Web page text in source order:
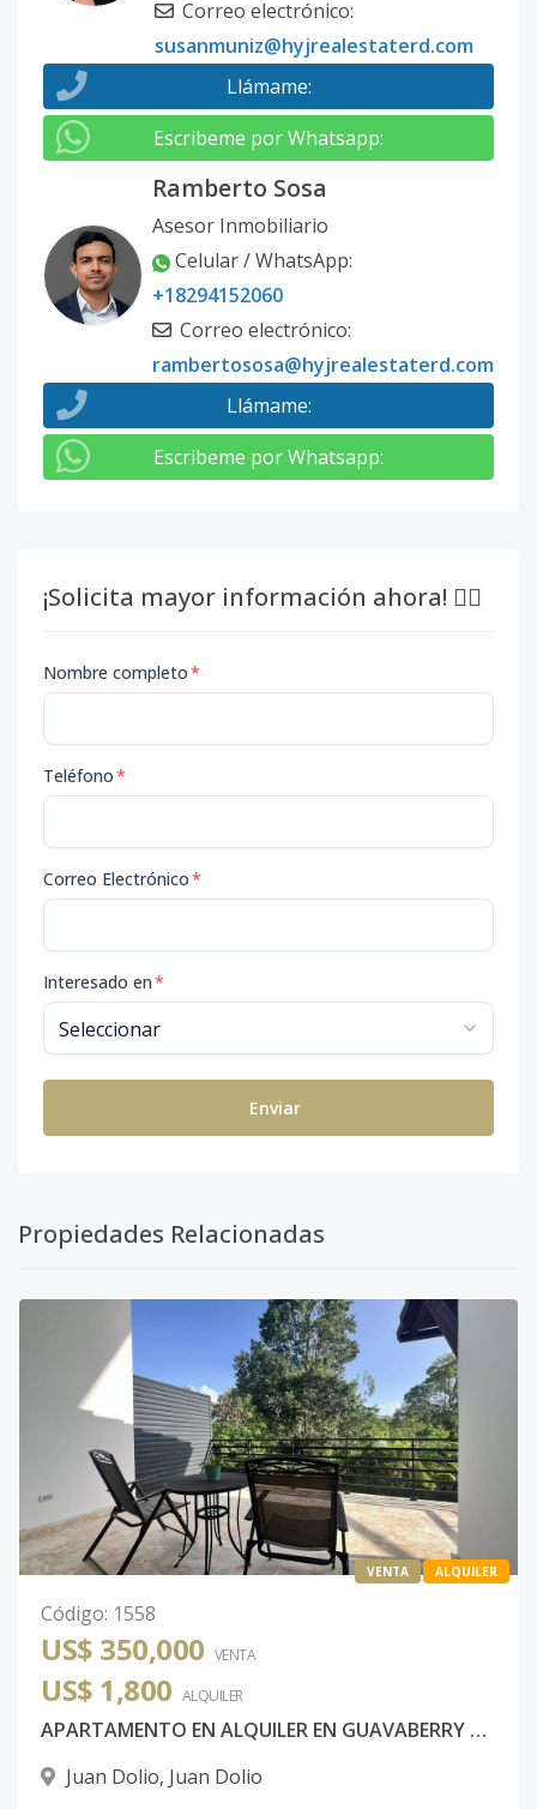
Correo electrónico:
susanmuniz@hyjrealestaterd.com
Llámame:
Escribeme por Whatsapp:
Ramberto Sosa
Asesor Inmobiliario
Celular / WhatsApp:
+18294152060
Correo electrónico:
rambertososa@hyjrealestaterd.com
Llámame:
Escribeme por Whatsapp:
¡Solicita mayor información ahora! 👇🏽
Nombre completo*
Teléfono*
Correo Electrónico*
Interesado en*
Enviar
Propiedades Relacionadas
VENTA ALQUILER
Código: 1558
US$ 350,000 VENTA
US$ 1,800 ALQUILER
APARTAMENTO EN ALQUILER EN GUAVABERRY COUNTRY CLUB JUAN DOLIO
Juan Dolio, Juan Dolio